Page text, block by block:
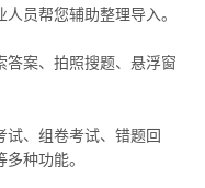
员帮您辅助整理导入。
答案、拍照搜题、悬浮窗
试、组卷考试、错题回
种功能。